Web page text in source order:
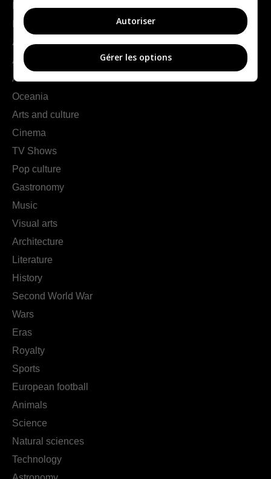
France
Europe
Americas
Asia
Africa
Oceania
Arts and culture
Cinema
TV Shows
Pop culture
Gastronomy
Music
Visual arts
Architecture
Literature
History
Second World War
Wars
Eras
Royalty
Sports
European football
Animals
Science
Natural sciences
Technology
Autoriser
Gérer les options